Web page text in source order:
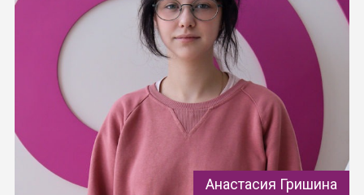
Анастасия Гришина